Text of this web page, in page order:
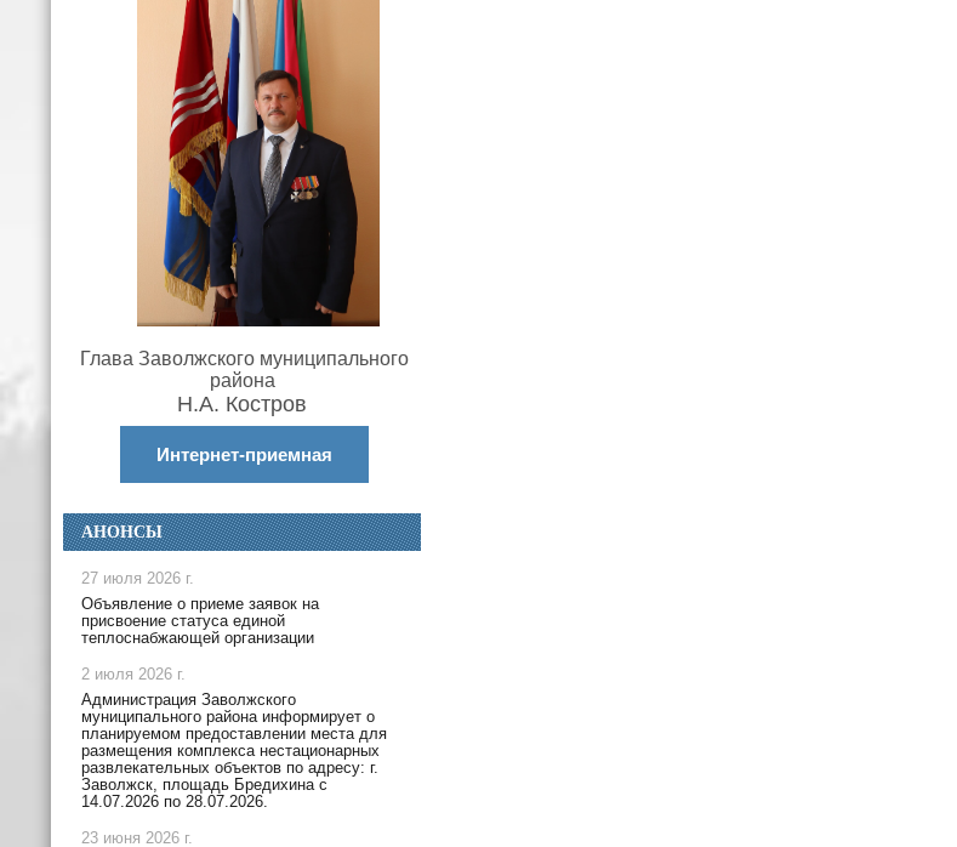
Глава Заволжского муниципального
района
Н.А. Костров
Интернет-приемная
АНОНСЫ
27 июля 2026 г.
Объявление о приеме заявок на
присвоение статуса единой
теплоснабжающей организации
2 июля 2026 г.
Администрация Заволжского
муниципального района информирует о
планируемом предоставлении места для
размещения комплекса нестационарных
развлекательных объектов по адресу: г.
Заволжск, площадь Бредихина с
14.07.2026 по 28.07.2026.
23 июня 2026 г.